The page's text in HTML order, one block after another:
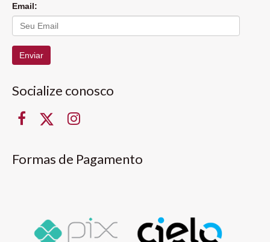
Email:
Enviar
Socialize conosco
Formas de Pagamento